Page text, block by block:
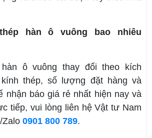
hàn ô vuông bao nhiêu
ô vuông thay đổi theo kích
thép, số lượng đặt hàng và
nhận báo giá rẻ nhất hiện nay và
tiếp, vui lòng liên hệ Vật tư Nam
Zalo 0901 800 789.